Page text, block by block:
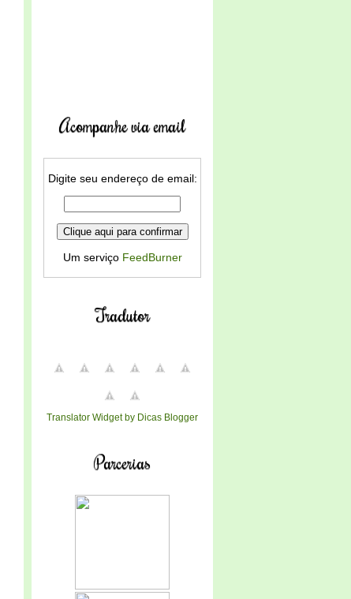
Acompanhe via email
Digite seu endereço de email:
Um serviço FeedBurner
Tradutor
Translator Widget by Dicas Blogger
Parcerias